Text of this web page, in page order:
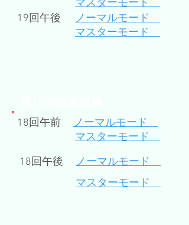
マスターモード
19回午後
ノーマルモード
マスターモード
18回午前
ノーマルモード
マスターモード
18回午後
ノーマルモード
マスターモード